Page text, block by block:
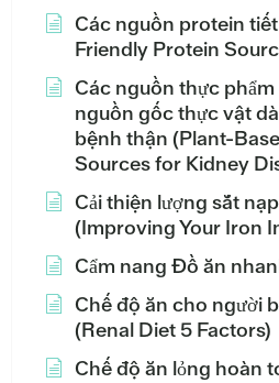
Các nguồn protein
Friendly Protein
Các nguồn thực
nguồn gốc thực vật
bệnh thận (Plant-
Sources for Kidney
Cải thiện lượng sắt
(Improving Your Iron
Cẩm nang Đồ ăn
Chế độ ăn cho người
(Renal Diet 5 Factors)
Chế độ ăn lỏng hoàn